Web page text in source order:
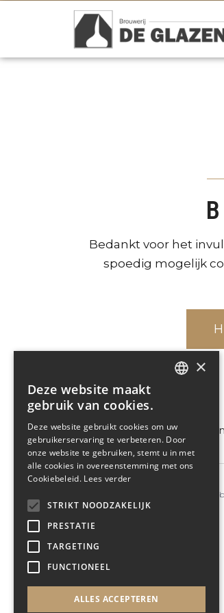
Bedankt voor het
spoedig mogelijk
Volg Ons Facebook
- Alle rechten
×
Deze website maakt
gebruik van cookies.
Deze website gebruikt cookies om uw
gebruikerservaring te verbeteren. Door
onze website te gebruiken, stemt u in met
alle cookies in overeenstemming met ons
Cookiebeleid. Lees verder
STRIKT NOODZAKELIJK
PRESTATIE
TARGETING
FUNCTIONEEL
ALLES ACCEPTEREN